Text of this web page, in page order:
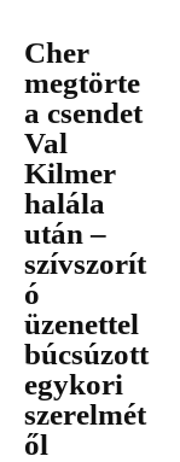
Cher
megtörte
a csendet
Val
Kilmer
halála
után –
szívszorít
ó
üzenettel
búcsúzott
egykori
szerelmét
ől